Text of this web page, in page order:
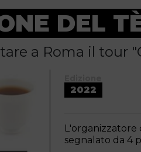
DEL
a Roma il tour
2022
L'organizzatore
segnalato da 4